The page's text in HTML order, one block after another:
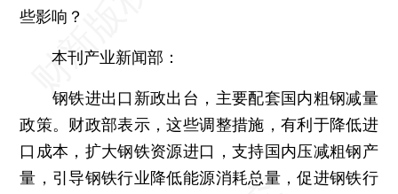
些影响？
本刊产业新闻部：
钢铁进出口新政出台，主要配套国内粗钢减量
政策。财政部表示，这些调整措施，有利于降低进
口成本，扩大钢铁资源进口，支持国内压减粗钢产
量，引导钢铁行业降低能源消耗总量，促进钢铁行